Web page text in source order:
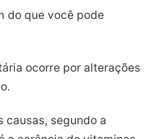
do que você pode
ocorre por alterações
causas, segundo a